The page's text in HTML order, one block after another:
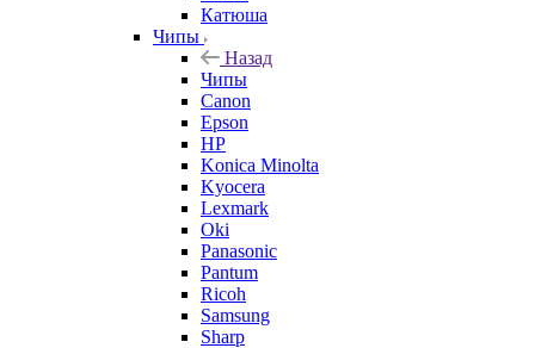
Катюша
Чипы
Назад
Чипы
Canon
Epson
HP
Konica Minolta
Kyocera
Lexmark
Oki
Panasonic
Pantum
Ricoh
Samsung
Sharp